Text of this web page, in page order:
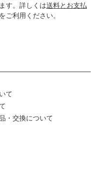
す。詳しくは送料とお支払
をご利用ください。
て
・交換について